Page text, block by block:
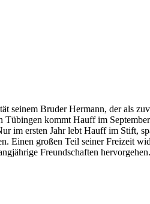
seinem Bruder Hermann, der als
kommt Hauff im
ersten Jahr lebt Hauff im Stift,
Einen großen Teil seiner Freizeit
Freundschaften hervorgehen.